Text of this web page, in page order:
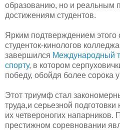
образованию, но и реальным
достижениям студентов.
Ярким подтверждением этого
студенток-кинологов
завершился Международный
спорту, в котором
победу, обойдя более сорока
Этот триумф стал
труда,и серьезной
их четвероногих напарников.
престижном соревновании